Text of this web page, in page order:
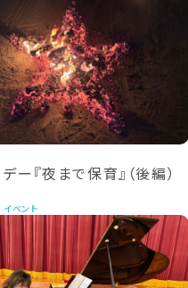
ー『夜まで保育』（後編）
イベント